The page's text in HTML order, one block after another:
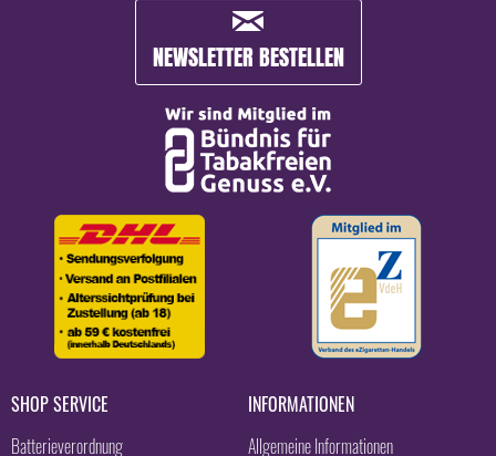
NEWSLETTER BESTELLEN
SHOP SERVICE
Batterieverordnung
INFORMATIONEN
Allgemeine Informationen